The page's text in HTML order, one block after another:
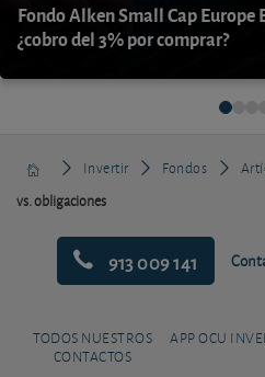
Fondo Alken Small Cap Europe
¿cobro del 3% por comprar?
Invertir Fondos
vs. obligaciones
913 009 141
TODOS NUESTROS
CONTACTOS
APP OCU